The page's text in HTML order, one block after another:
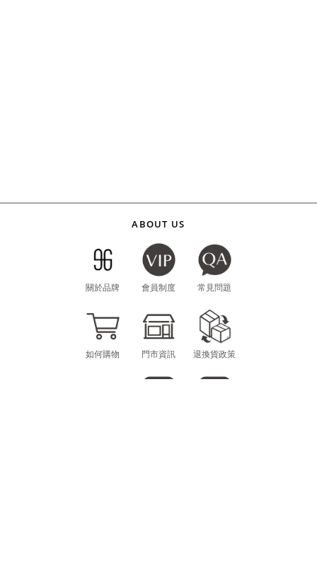
ABOUT US
關於品牌 會員制度 常見問題
如何購物 門市資訊 退換貨政策